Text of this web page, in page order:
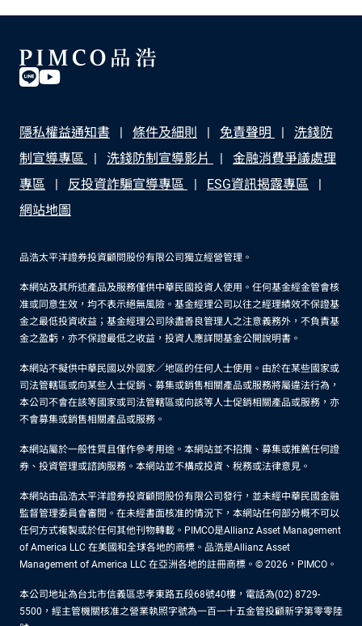
隱私權益通知書 條件及細則 免責聲明
洗錢防
制宣導專區
洗錢防制宣導影片
金融消費爭議處理
專區
反投資詐騙宣導專區
ESG資訊揭露專區
網站地圖
品浩太平洋證券投資顧問股份有限公司獨立經營管理。
本網站及其所述產品及服務僅供中華民國投資人使用。任何基金經金管會核
准或同意生效，均不表示絕無風險。基金經理公司以往之經理績效不保證基
金之最低投資收益；基金經理公司除盡善良管理人之注意義務外，不負責基
金之盈虧，亦不保證最低之收益，投資人應詳閱基金公開說明書。
本網站不擬供中華民國以外國家／地區的任何人士使用。由於在某些國家或
司法管轄區或向某些人士促銷、募集或銷售相關產品或服務將屬違法行為，
本公司不會在該等國家或司法管轄區或向該等人士促銷相關產品或服務，亦
不會募集或銷售相關產品或服務。
本網站屬於一般性質且僅作參考用途。本網站並不招攬、募集或推薦任何證
券、投資管理或諮詢服務。本網站並不構成投資、稅務或法律意見。
本網站由品浩太平洋證券投資顧問股份有限公司發行，並未經中華民國金融
監督管理委員會審閱。在未經書面核准的情況下，本網站任何部分概不可以
任何方式複製或於任何其他刊物轉載。PIMCO是Allianz Asset Management
of America LLC 在美國和全球各地的商標。品浩是Allianz Asset
Management of America LLC 在亞洲各地的註冊商標。© 2026，PIMCO。
本公司地址為台北市信義區忠孝東路五段68號40樓，電話為(02) 8729-
5500，經主管機關核准之營業執照字號為一百一十五金管投顧新字第零零陸